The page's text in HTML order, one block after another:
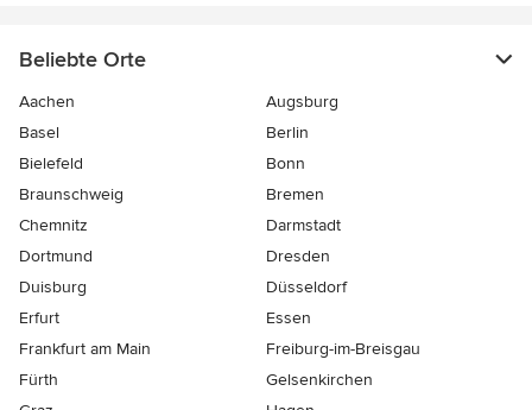
Beliebte Orte
Aachen
Augsburg
Basel
Berlin
Bielefeld
Bonn
Braunschweig
Bremen
Chemnitz
Darmstadt
Dortmund
Dresden
Duisburg
Düsseldorf
Erfurt
Essen
Frankfurt am Main
Freiburg-im-Breisgau
Fürth
Gelsenkirchen